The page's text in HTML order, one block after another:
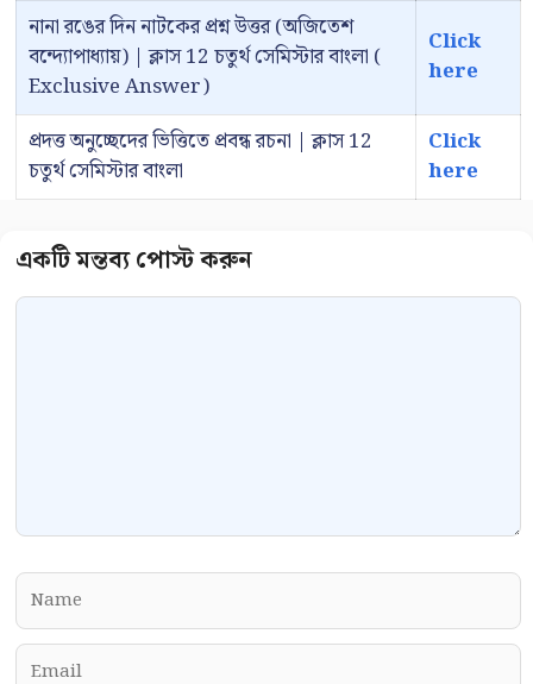
নানা রঙের দিন নাটকের প্রশ্ন উত্তর (অজিতেশ
বন্দ্যোপাধ্যায়) | ক্লাস 12 চতুর্থ সেমিস্টার বাংলা (
Exclusive Answer)
Click
here
প্রদত্ত অনুচ্ছেদের ভিত্তিতে প্রবন্ধ রচনা | ক্লাস 12
চতুর্থ সেমিস্টার বাংলা
Click
here
Comment
Name
Email